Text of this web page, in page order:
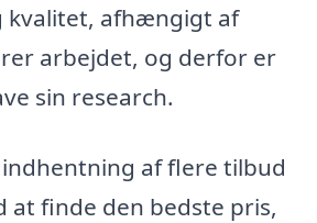
kvalitet, afhængigt af
arbejdet, og derfor er
sin research.
af flere tilbud
at finde den bedste pris,